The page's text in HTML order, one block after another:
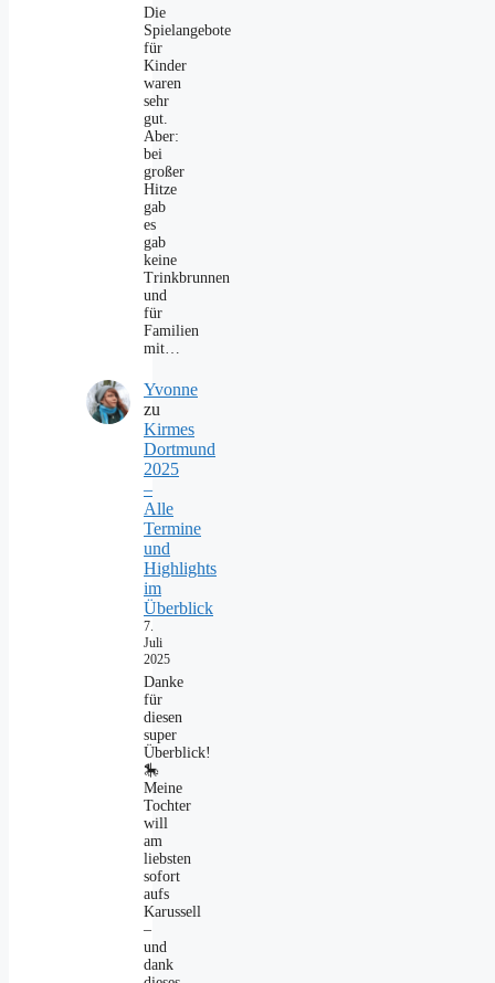
Die
Spielangebote
für
Kinder
waren
sehr
gut.
Aber:
bei
großer
Hitze
gab
es
gab
keine
Trinkbrunnen
und
für
Familien
mit…
Yvonne
zu
Kirmes
Dortmund
2025
–
Alle
Termine
und
Highlights
im
Überblick
7.
Juli
2025
Danke
für
diesen
super
Überblick!
🎠
Meine
Tochter
will
am
liebsten
sofort
aufs
Karussell
–
und
dank